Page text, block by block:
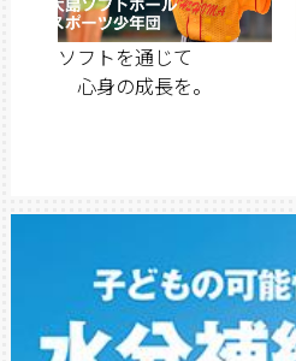
ソフトを通じて
心身の成長を。